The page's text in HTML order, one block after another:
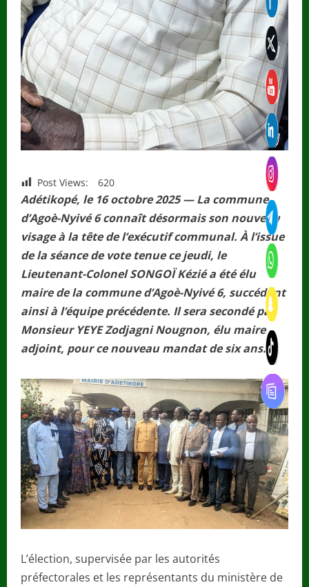
Post Views: 620
Adétikopé, le 16 octobre 2025 — La commune
d’Agoè-Nyivé 6 connaît désormais son nouveau
visage à la tête de l’exécutif communal. À l’issue
de la séance de vote tenue ce jeudi, le
Lieutenant-Colonel SONGOÏ Kézié a été élu
maire de la commune d’Agoè-Nyivé 6, succédant
ainsi à l’équipe précédente. Il sera secondé par
Monsieur YEYE Zodjagni Nougnon, élu maire
adjoint, pour ce nouveau mandat de six ans.
L’élection, supervisée par les autorités
préfectorales et les représentants du ministère de